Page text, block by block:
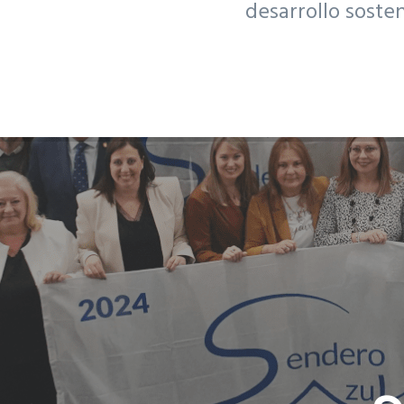
desarrollo